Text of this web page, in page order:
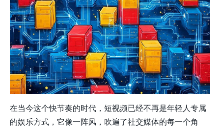
在当今这个快节奏的时代，短视频已经不再是年轻人专属
的娱乐方式，它像一阵风，吹遍了社交媒体的每一个角